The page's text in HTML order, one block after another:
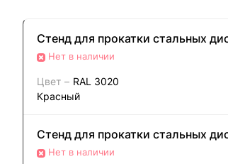
Стенд для прокатки стальных
Нет в наличии
Цвет – RAL 3020
Красный
Стенд для прокатки стальных
Нет в наличии